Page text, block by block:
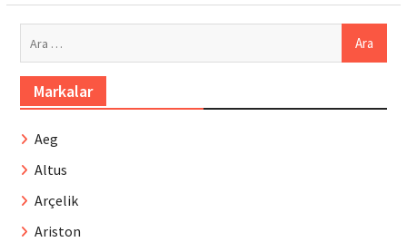
Markalar
Aeg
Altus
Arçelik
Ariston